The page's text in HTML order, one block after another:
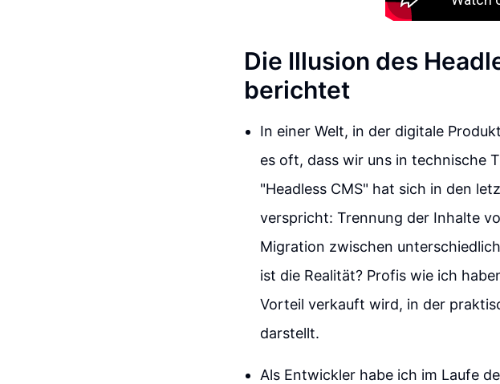
Die Illusion des
berichtet
In einer Welt, in der digitale
es oft, dass wir uns in technische
"Headless CMS" hat sich in den
verspricht: Trennung der Inhalte
Migration zwischen
ist die Realität? Profis wie ich
Vorteil verkauft wird, in der
darstellt.
Als Entwickler habe ich im Laufe